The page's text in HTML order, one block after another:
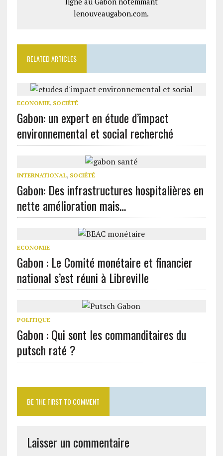
lenouveaugabon.com.
RELATED ARTICLES
ECONOMIE, SOCIÉTÉ
Gabon: un expert en étude d’impact
environnemental et social recherché
INTERNATIONAL, SOCIÉTÉ
Gabon: Des infrastructures hospitalières en
nette amélioration mais…
ECONOMIE
Gabon : Le Comité monétaire et financier
national s’est réuni à Libreville
POLITIQUE
Gabon : Qui sont les commanditaires du
putsch raté ?
BE THE FIRST TO COMMENT
Laisser un commentaire